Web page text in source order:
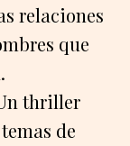
relaciones
que
thriller
de